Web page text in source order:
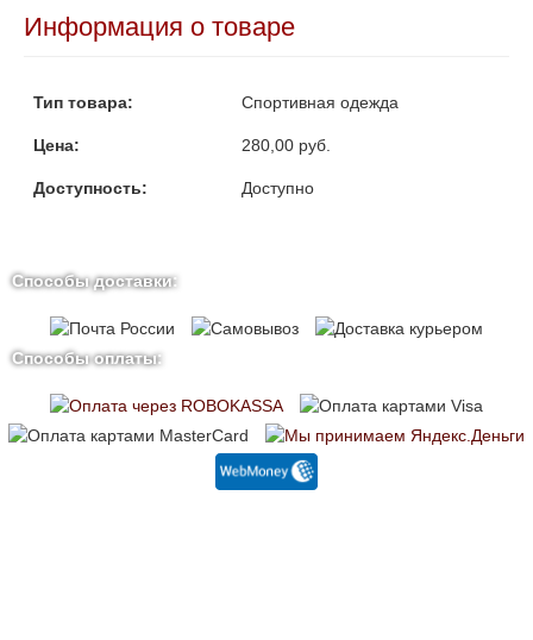
Информация о товаре
Тип товара: Спортивная одежда
Цена: 280,00 руб.
Доступность: Доступно
Способы доставки:
Способы оплаты: